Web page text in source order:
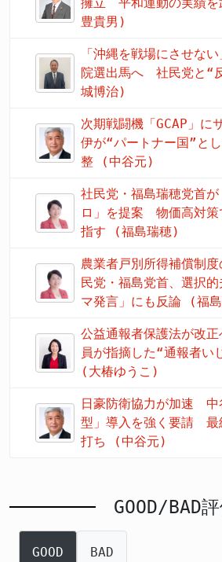
擁立 平和運動の実績
豊貴男)
「沖縄を戦場にさせな
院選出馬へ 社民党と“
城博治)
次期戦闘機「GCAP」
伊が“パートナー国”と
整 (中谷元)
社民党・福島瑞穂党首
ロ」を提案 物価高対策
指す (福島瑞穂)
農業者戸別所得補償制
民党・福島党首、選択
マ発言」にも反論 (福
公益通報者保護法が改
員が指摘した“通報者い
(大椿ゆうこ)
日豪防衛協力が加速 中
型」導入を強く要請 最
打ち (中谷元)
GOOD/BAD
GOOD BAD